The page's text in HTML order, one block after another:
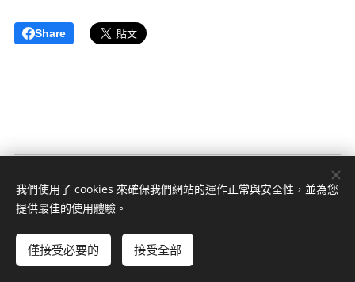
Share
語言
中文 (繁體)
我們使用了 cookies 來確保我們網站的運作正常與安全性，並為您
提供最佳的使用體驗。
僅接受必要的 接受全部